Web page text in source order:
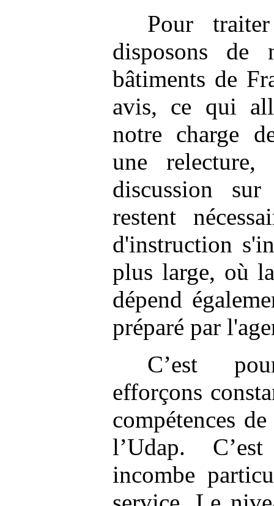
Pour
disposons de
bâtiments de
avis, ce qui
notre charge
une
discussion
restent
d'instruction
plus large, où
dépend
préparé par
C’est
efforçons
compétences
l’Udap.
incombe